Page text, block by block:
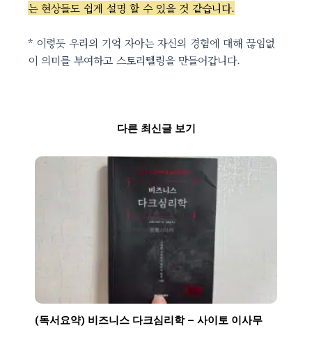
는 현상들도 쉽게 설명 할 수 있을 것 같습니다.
* 이렇듯 우리의 기억 자아는 자신의 경험에 대해 끊임없
이 의미를 부여하고 스토리텔링을 만들어갑니다.
다른 최신글 보기
(독서요약) 비즈니스 다크심리학 – 사이토 이사무